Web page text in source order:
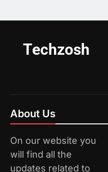
Techzosh
About Us
On our website you
will find all the
updates related to